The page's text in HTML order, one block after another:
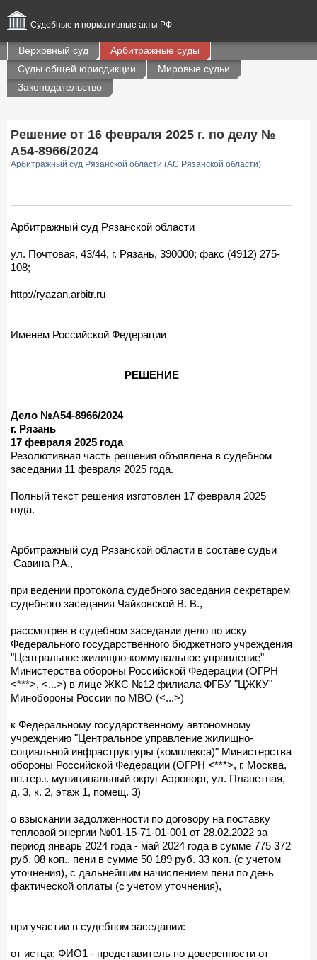
Судебные и нормативные акты РФ
Верховный суд
Арбитражные суды
Суды общей юрисдикции
Мировые судьи
Законодательство
Решение от 16 февраля 2025 г. по делу №
А54-8966/2024
Арбитражный суд Рязанской области (АС Рязанской области)
Арбитражный суд Рязанской области
ул. Почтовая, 43/44, г. Рязань, 390000; факс (4912) 275-
108;
http://ryazan.arbitr.ru
Именем Российской Федерации
РЕШЕНИЕ
Дело №А54-8966/2024
г. Рязань
17 февраля 2025 года
Резолютивная часть решения объявлена в судебном
заседании 11 февраля 2025 года.
Полный текст решения изготовлен 17 февраля 2025
года.
Арбитражный суд Рязанской области в составе судьи
Савина Р.А.,
при ведении протокола судебного заседания секретарем
судебного заседания Чайковской В. В.,
рассмотрев в судебном заседании дело по иску
Федерального государственного бюджетного учреждения
"Центральное жилищно-коммунальное управление"
Министерства обороны Российской Федерации (ОГРН
<***>, <...>) в лице ЖКС №12 филиала ФГБУ "ЦЖКУ"
Минобороны России по МВО (<...>)
к Федеральному государственному автономному
учреждению "Центральное управление жилищно-
социальной инфраструктуры (комплекса)" Министерства
обороны Российской Федерации (ОГРН <***>, г. Москва,
вн.тер.г. муниципальный округ Аэропорт, ул. Планетная,
д. 3, к. 2, этаж 1, помещ. 3)
о взыскании задолженности по договору на поставку
тепловой энергии №01-15-71-01-001 от 28.02.2022 за
период январь 2024 года - май 2024 года в сумме 775 372
руб. 08 коп., пени в сумме 50 189 руб. 33 коп. (с учетом
уточнения), с дальнейшим начислением пени по день
фактической оплаты (с учетом уточнения),
при участии в судебном заседании:
от истца: ФИО1 - представитель по доверенности от